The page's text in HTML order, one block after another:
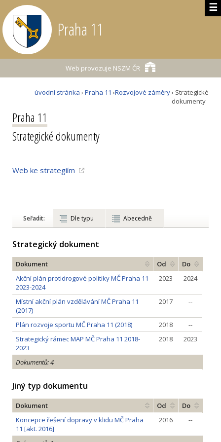
☰
Praha 11
Web provozuje NSZM ČR
úvodní stránka › Praha 11 ›Rozvojové záměry› Strategické
dokumenty
Praha 11
Strategické dokumenty
Web ke strategiím
Seřadit: Dle typu Abecedně
Strategický dokument
Dokument Od
Do
Akční plán protidrogové politiky MČ Praha 11
2023-2024
2023 2024
Místní akční plán vzdělávání MČ Praha 11
(2017)
2017 --
Plán rozvoje sportu MČ Praha 11 (2018) 2018
--
Strategický rámec MAP MČ Praha 11 2018-
2023
2018 2023
Dokumentů: 4
Jiný typ dokumentu
Dokument Od
Do
Koncepce řešení dopravy v klidu MČ Praha
11 [akt. 2016]
2016 --